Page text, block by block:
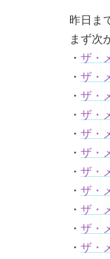
昨日ま
まず次
・ザ・
・ザ・
・ザ・
・ザ・
・ザ・
・ザ・
・ザ・
・ザ・
・ザ・
・ザ・
・ザ・